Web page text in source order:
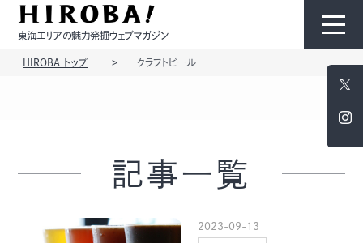
東海エリアの魅力発掘ウェブマガジン
HIROBA トップ クラフトビール
記事一覧
2023-09-13